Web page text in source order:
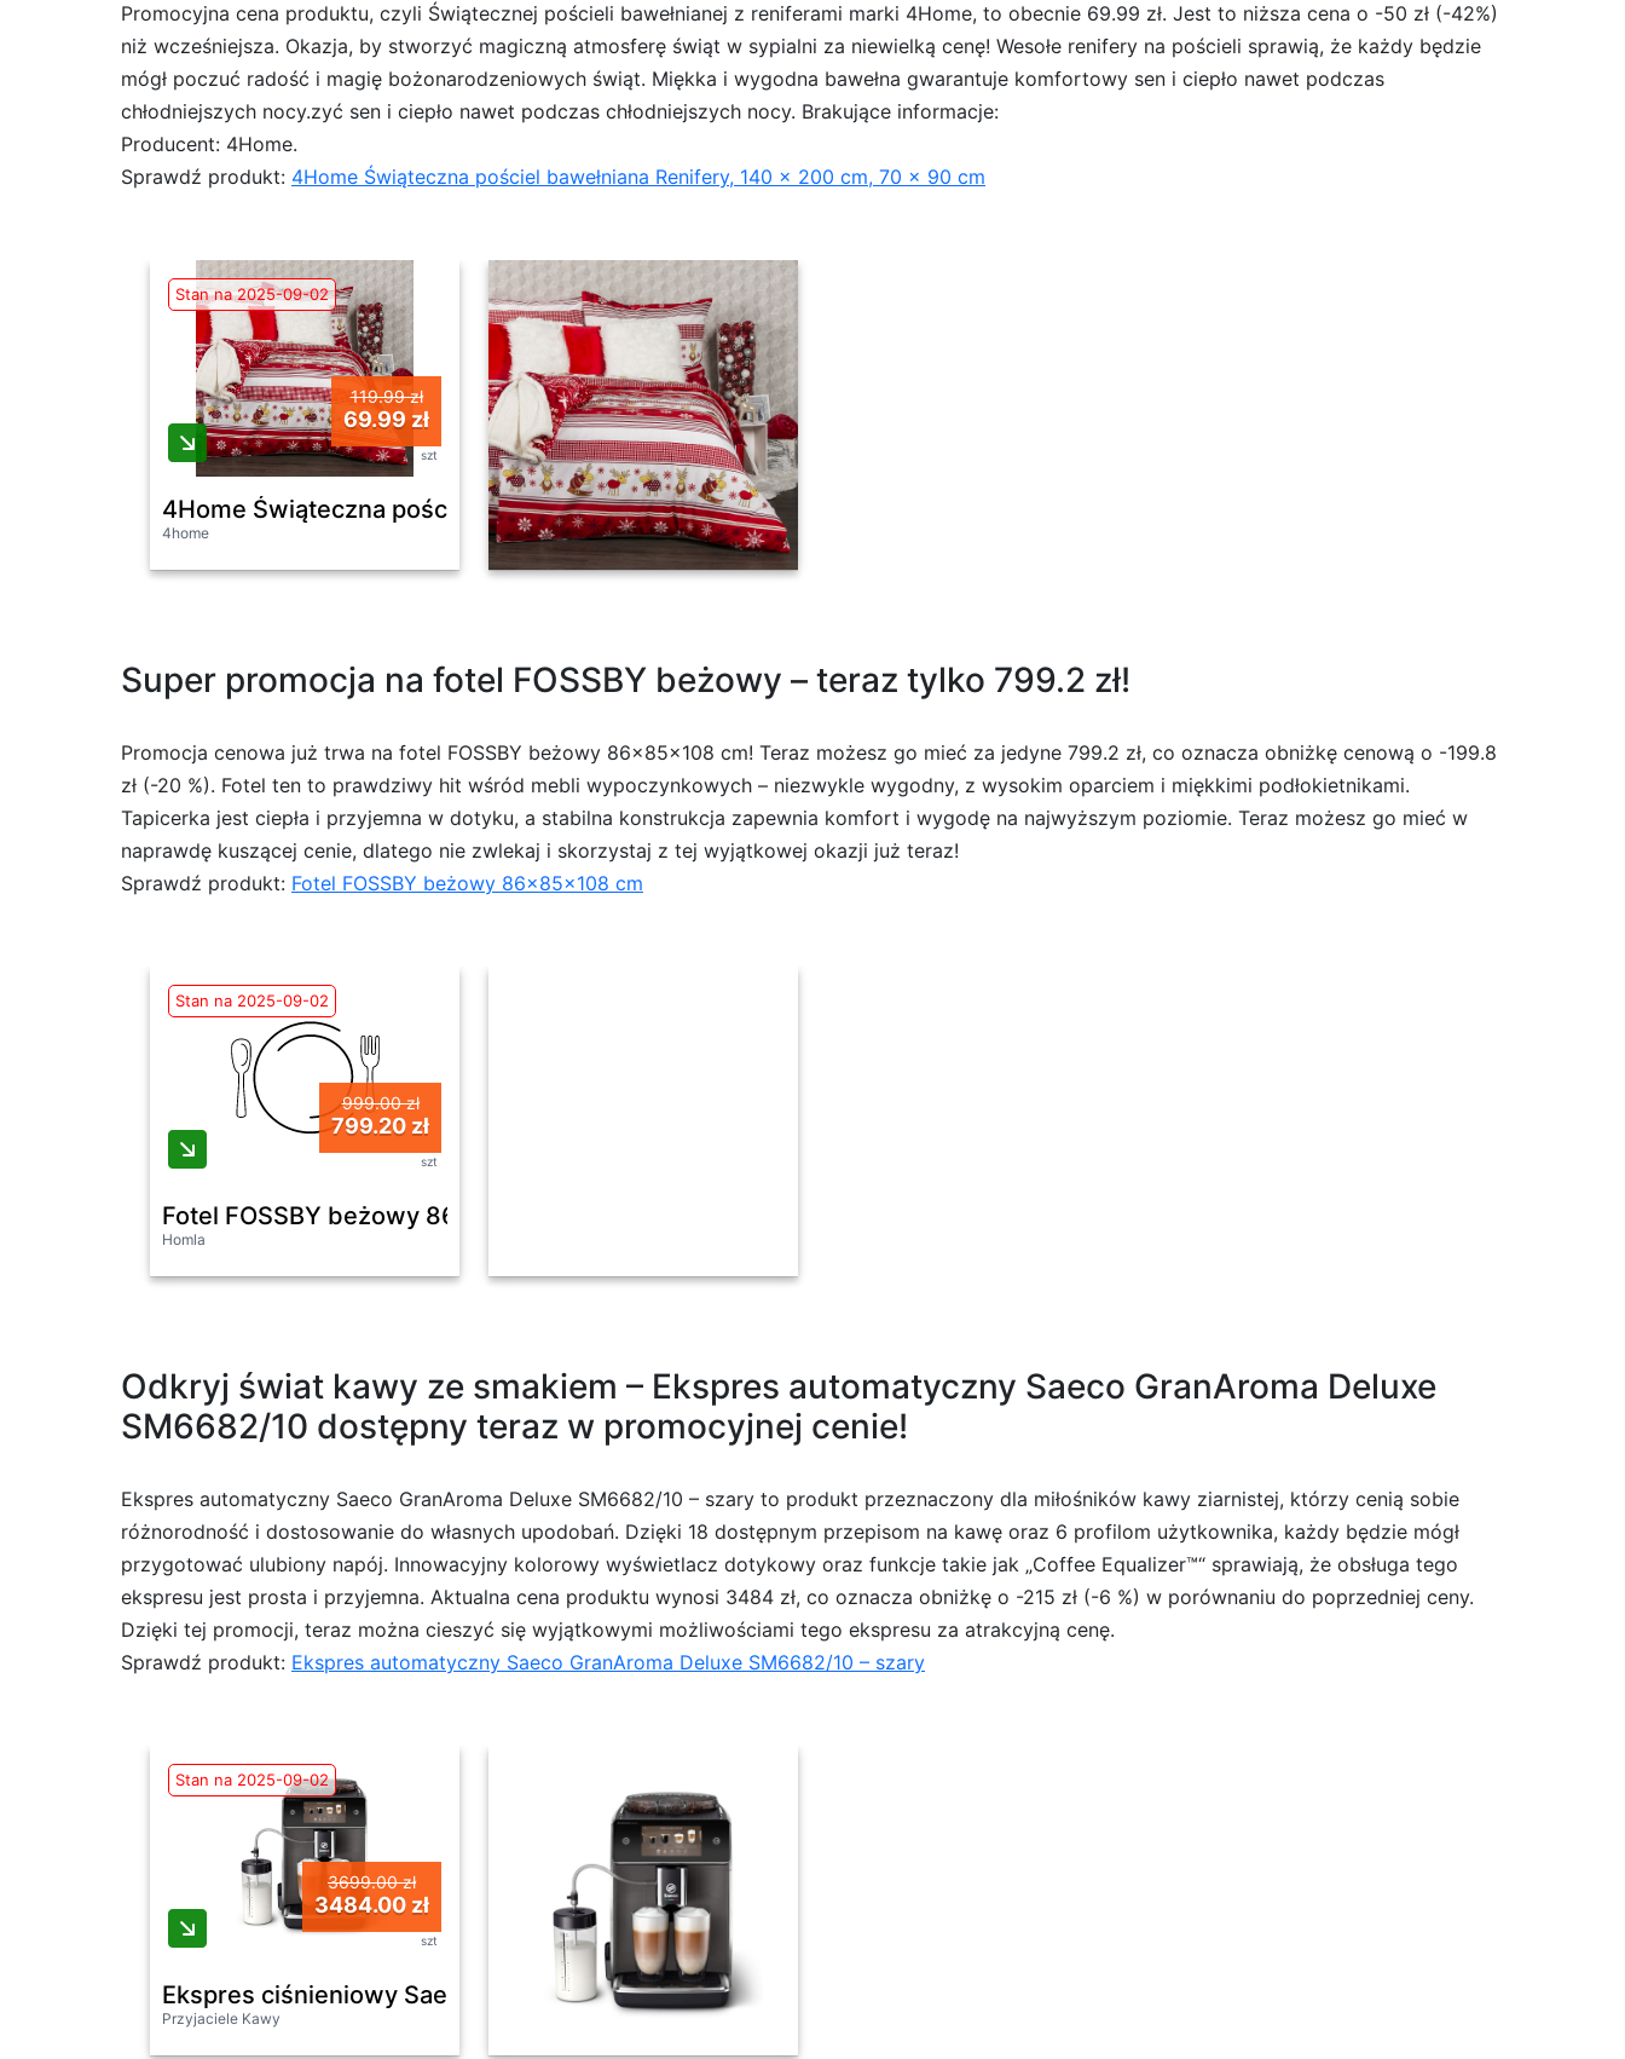
Promocyjna cena produktu, czyli Świątecznej pościeli bawełnianej z reniferami marki 4Home, to obecnie 69.99 zł. Jest to niższa cena o -50 zł (-42%)
niż wcześniejsza. Okazja, by stworzyć magiczną atmosferę świąt w sypialni za niewielką cenę! Wesołe renifery na pościeli sprawią, że każdy będzie
mógł poczuć radość i magię bożonarodzeniowych świąt. Miękka i wygodna bawełna gwarantuje komfortowy sen i ciepło nawet podczas
chłodniejszych nocy.zyć sen i ciepło nawet podczas chłodniejszych nocy. Brakujące informacje:
Producent: 4Home.
Sprawdź produkt: 4Home Świąteczna pościel bawełniana Renifery, 140 x 200 cm, 70 x 90 cm
Stan na 2025-09-02
119.99 zł
69.99 zł
szt
4Home Świąteczna pościel bawełniana Renifery, 140 x 200 cm, 70 x 90 cm
4home
Super promocja na fotel FOSSBY beżowy – teraz tylko 799.2 zł!
Promocja cenowa już trwa na fotel FOSSBY beżowy 86x85x108 cm! Teraz możesz go mieć za jedyne 799.2 zł, co oznacza obniżkę cenową o -199.8
zł (-20 %). Fotel ten to prawdziwy hit wśród mebli wypoczynkowych – niezwykle wygodny, z wysokim oparciem i miękkimi podłokietnikami.
Tapicerka jest ciepła i przyjemna w dotyku, a stabilna konstrukcja zapewnia komfort i wygodę na najwyższym poziomie. Teraz możesz go mieć w
naprawdę kuszącej cenie, dlatego nie zwlekaj i skorzystaj z tej wyjątkowej okazji już teraz!
Sprawdź produkt: Fotel FOSSBY beżowy 86x85x108 cm
Stan na 2025-09-02
999.00 zł
799.20 zł
szt
Fotel FOSSBY beżowy 86x85x108 cm
Homla
Odkryj świat kawy ze smakiem – Ekspres automatyczny Saeco GranAroma Deluxe
SM6682/10 dostępny teraz w promocyjnej cenie!
Ekspres automatyczny Saeco GranAroma Deluxe SM6682/10 – szary to produkt przeznaczony dla miłośników kawy ziarnistej, którzy cenią sobie
różnorodność i dostosowanie do własnych upodobań. Dzięki 18 dostępnym przepisom na kawę oraz 6 profilom użytkownika, każdy będzie mógł
przygotować ulubiony napój. Innowacyjny kolorowy wyświetlacz dotykowy oraz funkcje takie jak „Coffee Equalizer™“ sprawiają, że obsługa tego
ekspresu jest prosta i przyjemna. Aktualna cena produktu wynosi 3484 zł, co oznacza obniżkę o -215 zł (-6 %) w porównaniu do poprzedniej ceny.
Dzięki tej promocji, teraz można cieszyć się wyjątkowymi możliwościami tego ekspresu za atrakcyjną cenę.
Sprawdź produkt: Ekspres automatyczny Saeco GranAroma Deluxe SM6682/10 – szary
Stan na 2025-09-02
3699.00 zł
3484.00 zł
szt
Ekspres ciśnieniowy Saeco GranAroma Deluxe SM6682/10 – szary
Przyjaciele Kawy